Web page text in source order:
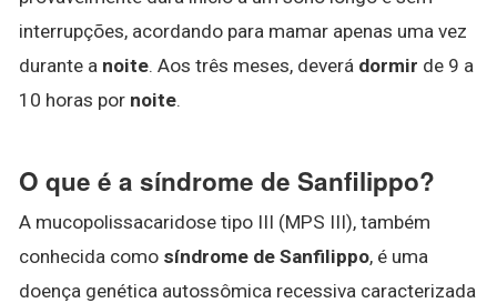
interrupções, acordando para mamar apenas uma vez
durante a noite. Aos três meses, deverá dormir de 9 a
10 horas por noite.
O que é a síndrome de Sanfilippo?
A mucopolissacaridose tipo III (MPS III), também
conhecida como síndrome de Sanfilippo, é uma
doença genética autossômica recessiva caracterizada